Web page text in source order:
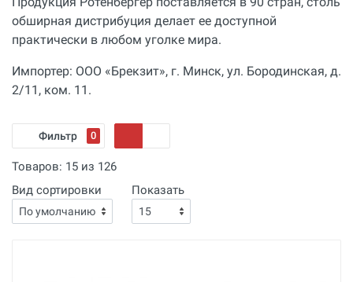
обширная дистрибуция делает ее доступной
практически в любом уголке мира.
Импортер: ООО «Брекзит», г. Минск, ул. Бородинская, д.
2/11, ком. 11.
Фильтр 0
Товаров: 15 из 126
Вид сортировки
Показать